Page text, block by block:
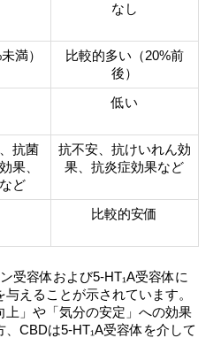
なし
満）
比較的多い（20%前
後）
低い
抗菌
果、
ど
抗不安、抗けいれん効
果、抗炎症効果など
比較的安価
受容体および5-HT₁A受容体に
えることが示されています。
上」や「気分の安定」への効果
CBDは5-HT₁A受容体を介して